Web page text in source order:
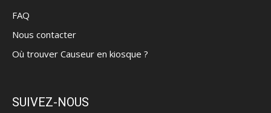
FAQ
Nous contacter
Où trouver Causeur en kiosque ?
SUIVEZ-NOUS